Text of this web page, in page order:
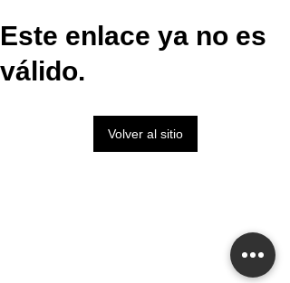
Este enlace ya no es
válido.
Volver al sitio